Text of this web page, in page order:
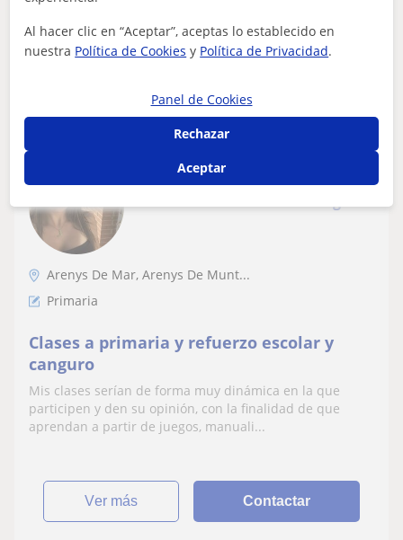
haya a la vista, y adaptaré las...
Laura
Arenys De Mar, Arenys De Munt...
Primaria
Clases a primaria y refuerzo escolar y
canguro
Mis clases serían de forma muy dinámica en la que
participen y den su opinión, con la finalidad de que
aprendan a partir de juegos, manuali...
ver más Contactar
Al hacer clic en “Aceptar”, aceptas lo establecido en
nuestra Política de Cookies y Política de Privacidad.
Panel de Cookies
Rechazar
Aceptar